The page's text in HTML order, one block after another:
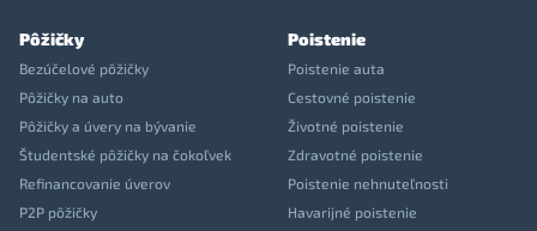
Pôžičky
Bezúčelové pôžičky
Pôžičky na auto
Pôžičky a úvery na bývanie
Študentské pôžičky na čokoľvek
Refinancovanie úverov
P2P pôžičky
Poistenie
Poistenie auta
Cestovné poistenie
Životné poistenie
Zdravotné poistenie
Poistenie nehnuteľnosti
Havarijné poistenie